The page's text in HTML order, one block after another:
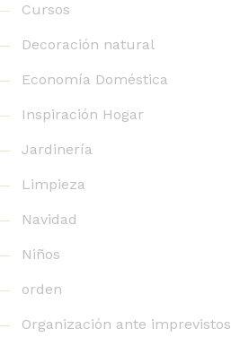
Cursos
Decoración natural
Economía Doméstica
Inspiración Hogar
Jardinería
Limpieza
Navidad
Niños
orden
Organización ante imprevistos